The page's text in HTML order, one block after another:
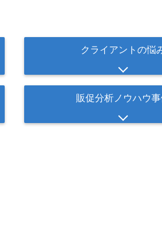
クライアントの悩
販促分析ノウハウ事